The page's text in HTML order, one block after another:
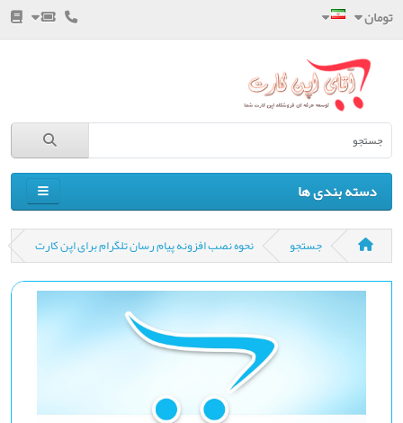
تومان
دسته بندی ها
جستجو نحوه نصب افزونه پیام رسان تلگرام برای اپن کارت